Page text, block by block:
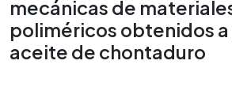
mecánicas de
poliméricos obtenidos
aceite de chontaduro